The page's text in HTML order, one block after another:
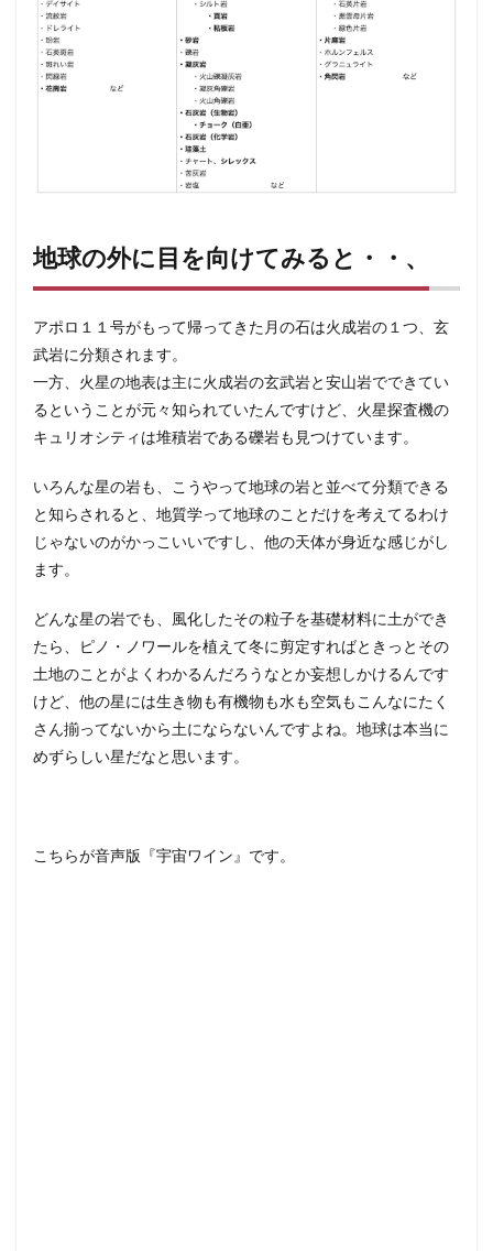
地球の外に目を向けてみると・・、
アポロ１１号がもって帰ってきた月の石は火成岩の１つ、玄
武岩に分類されます。
一方、火星の地表は主に火成岩の玄武岩と安山岩でできてい
るということが元々知られていたんですけど、火星探査機の
キュリオシティは堆積岩である礫岩も見つけています。
いろんな星の岩も、こうやって地球の岩と並べて分類できる
と知らされると、地質学って地球のことだけを考えてるわけ
じゃないのがかっこいいですし、他の天体が身近な感じがし
ます。
どんな星の岩でも、風化したその粒子を基礎材料に土ができ
たら、ピノ・ノワールを植えて冬に剪定すればときっとその
土地のことがよくわかるんだろうなとか妄想しかけるんです
けど、他の星には生き物も有機物も水も空気もこんなにたく
さん揃ってないから土にならないんですよね。地球は本当に
めずらしい星だなと思います。
こちらが音声版『宇宙ワイン』です。